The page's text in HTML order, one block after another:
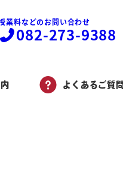
業料などのお問い合わせ
082-273-9388
よくあるご質問